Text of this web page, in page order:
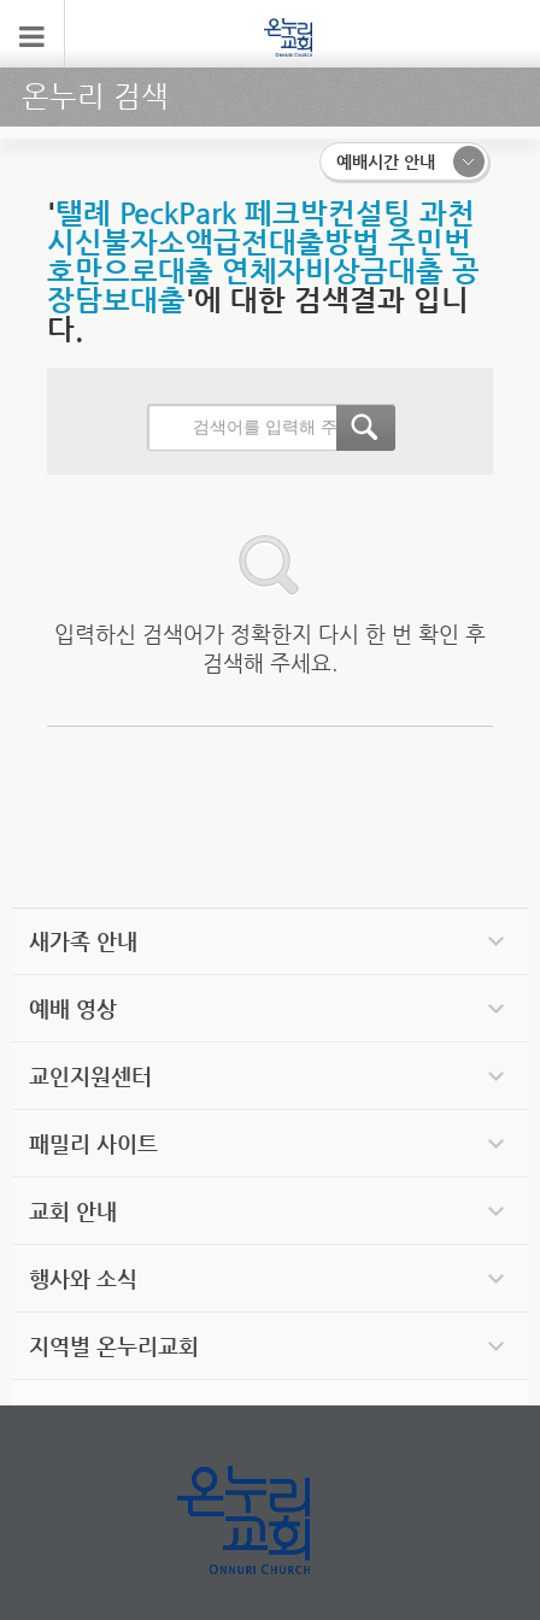
온누리 검색
예배시간 안내
'탤례 PeckPark 페크박컨설팅 과천
시신불자소액급전대출방법 주민번
호만으로대출 연체자비상금대출 공
장담보대출'에 대한 검색결과 입니
다.
입력하신 검색어가 정확한지 다시 한 번 확인 후
검색해 주세요.
새가족 안내
예배 영상
교인지원센터
패밀리 사이트
교회 안내
행사와 소식
지역별 온누리교회